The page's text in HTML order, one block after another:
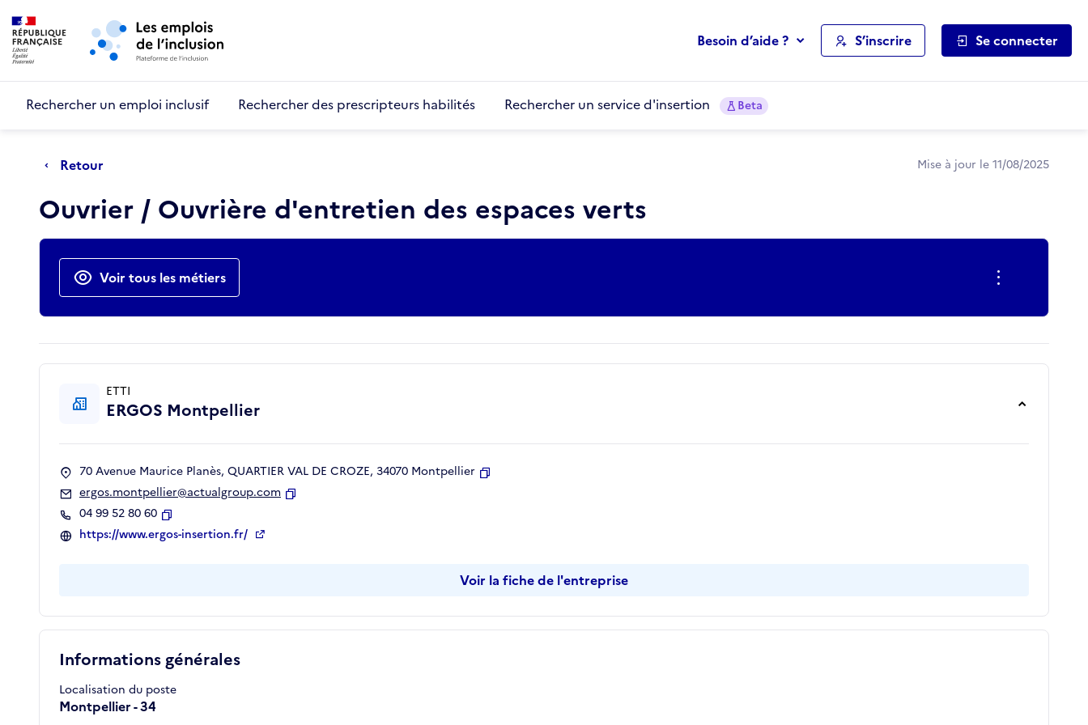
Aller au menu principal
Besoin d’aide ? S’inscrire Se connecter
Rechercher un emploi inclusif Rechercher des prescripteurs habilités Rechercher un service d'insertion Beta
Retour Mise à jour le 11/08/2025
Ouvrier / Ouvrière d'entretien des espaces verts
Actions rapides
Voir tous les métiers
Informations générales
Localisation du poste
Montpellier - 34
ETTI
ERGOS Montpellier
70 Avenue Maurice Planès, QUARTIER VAL DE CROZE, 34070 Montpellier
ergos.montpellier@actualgroup.com
04 99 52 80 60
Copier
https://www.ergos-insertion.fr/
Voir la fiche de l'entreprise